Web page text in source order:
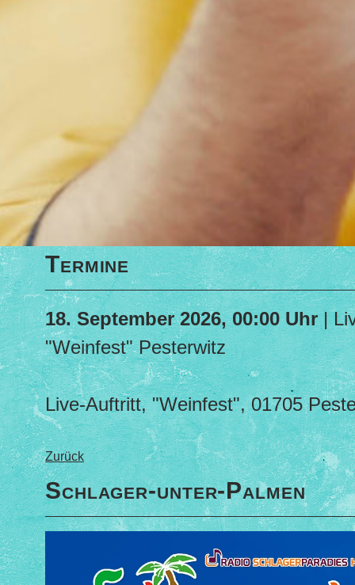
Termine
18. September 2026, 00:00 Uhr|
"Weinfest" Pesterwitz
Live-Auftritt, "Weinfest", 01705
Zurück
Schlager-unter-Palmen